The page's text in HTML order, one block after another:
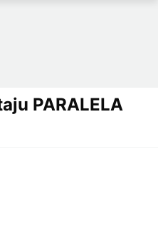
PARALELA